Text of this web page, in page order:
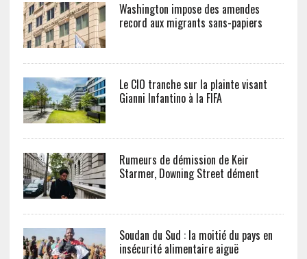
Washington impose des amendes
record aux migrants sans-papiers
Le CIO tranche sur la plainte visant
Gianni Infantino à la FIFA
Rumeurs de démission de Keir
Starmer, Downing Street dément
Soudan du Sud : la moitié du pays en
insécurité alimentaire aiguë